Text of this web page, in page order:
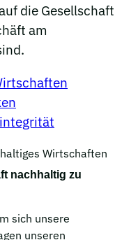
die Gesellschaft
am
Wirtschaften
nachhaltig zu
sich unsere
unseren